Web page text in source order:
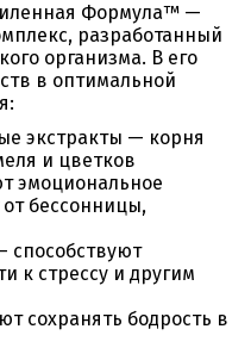
Формула™ —
разработанный
организма. В его
в оптимальной
экстракты — корня
и цветков
эмоциональное
бессонницы,
способствуют
к стрессу и другим
сохранять бодрость в